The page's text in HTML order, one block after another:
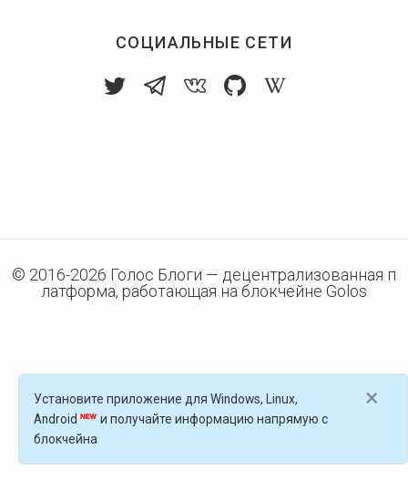
СОЦИАЛЬНЫЕ СЕТИ
© 2016-2026 Голос Блоги — децентрализованная п
латформа, работающая на блокчейне Golos
×
Установите приложение для Windows, Linux,
Android
и получайте информацию напрямую с
блокчейна